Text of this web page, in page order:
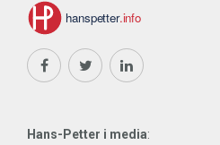
Hans-Petter i media: